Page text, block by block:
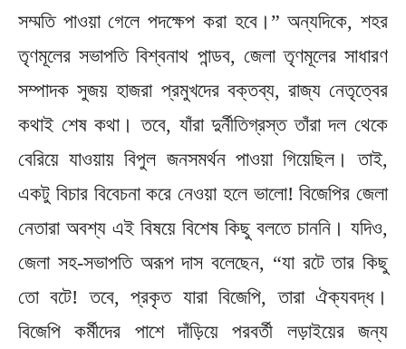
সম্মতি পাওয়া গেলে পদক্ষেপ করা হবে।” অন্যদিকে, শহর
তৃণমূলের সভাপতি বিশ্বনাথ পান্ডব, জেলা তৃণমূলের সাধারণ
সম্পাদক সুজয় হাজরা প্রমুখদের বক্তব্য, রাজ্য নেতৃত্বের
কথাই শেষ কথা। তবে, যাঁরা দুর্নীতিগ্রস্ত তাঁরা দল থেকে
বেরিয়ে যাওয়ায় বিপুল জনসমর্থন পাওয়া গিয়েছিল। তাই,
একটু বিচার বিবেচনা করে নেওয়া হলে ভালো! বিজেপির জেলা
নেতারা অবশ্য এই বিষয়ে বিশেষ কিছু বলতে চাননি। যদিও,
জেলা সহ-সভাপতি অরূপ দাস বলেছেন, “যা রটে তার কিছু
তো বটে! তবে, প্রকৃত যারা বিজেপি, তারা ঐক্যবদ্ধ।
বিজেপি কর্মীদের পাশে দাঁড়িয়ে পরবর্তী লড়াইয়ের জন্য